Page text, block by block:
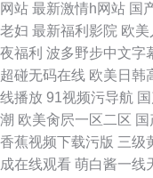
网站 最新激情h网站 国
老妇 最新福利影院 欧美
夜福利 波多野步中文字
超碰无码在线 欧美日韩
线播放 91视频污导航
潮 欧美肏屄一区二区
香蕉视频下载污版 三级
成在线观看 萌白酱一线